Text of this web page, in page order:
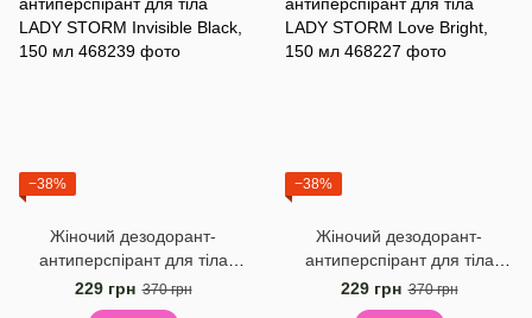
−38%
Жіночий дезодорант-
антиперспірант для тіла
LADY STORM Invisible Black,
150 мл
229 грн 370 грн
−38%
Жіночий дезодорант-
антиперспірант для тіла
LADY STORM Love Bright,
150 мл
229 грн 370 грн